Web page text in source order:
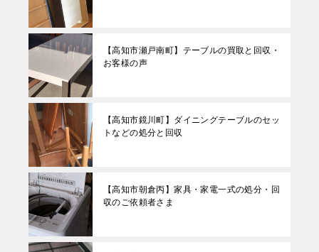
【高知市瀬戸南町】テーブルの買取と回収・
お客様の声
【高知市鏡川町】ダイニングテーブルのセッ
トなどの処分と回収
【高知市朝倉丙】家具・家電一式の処分・回
収のご依頼者さま